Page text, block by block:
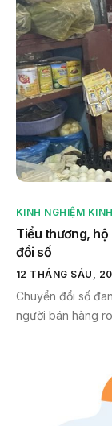
KINH NGHIỆM
Tiểu thương, hộ
đổi số
12 THÁNG SÁU,
Chuyển đổi số
người bán hàng